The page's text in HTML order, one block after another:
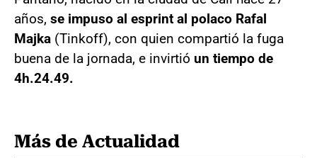
años, se impuso al esprint al polaco Rafal
Majka (Tinkoff), con quien compartió la fuga
buena de la jornada, e invirtió un tiempo de
4h.24.49.
Más de Actualidad